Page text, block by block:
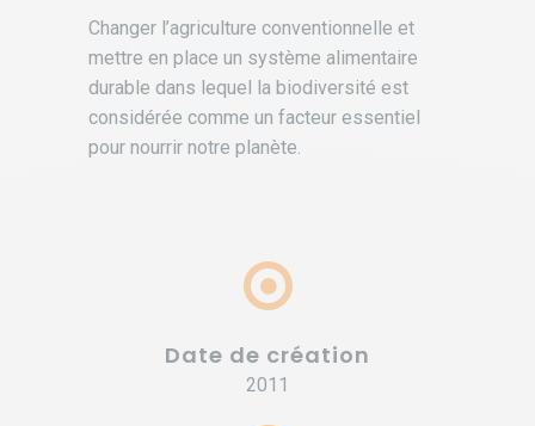
Changer l’agriculture conventionnelle et
mettre en place un système alimentaire
durable dans lequel la biodiversité est
considérée comme un facteur essentiel
pour nourrir notre planète.
Date de création
2011